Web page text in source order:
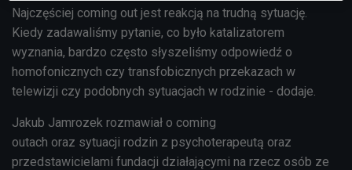
Najczęściej coming out jest reakcją na trudną sytuację.
Kiedy zadawaliśmy pytanie, co było katalizatorem
wyznania, bardzo często słyszeliśmy odpowiedź o
homofonicznych czy transfobicznych przekazach w
telewizji czy podobnych sytuacjach w rodzinie - dodaje.
Jakub Jamrozek rozmawiał o coming
outach oraz sytuacji rodzin z psychoterapeutą oraz
przedstawicielami fundacji działającymi na rzecz osób ze